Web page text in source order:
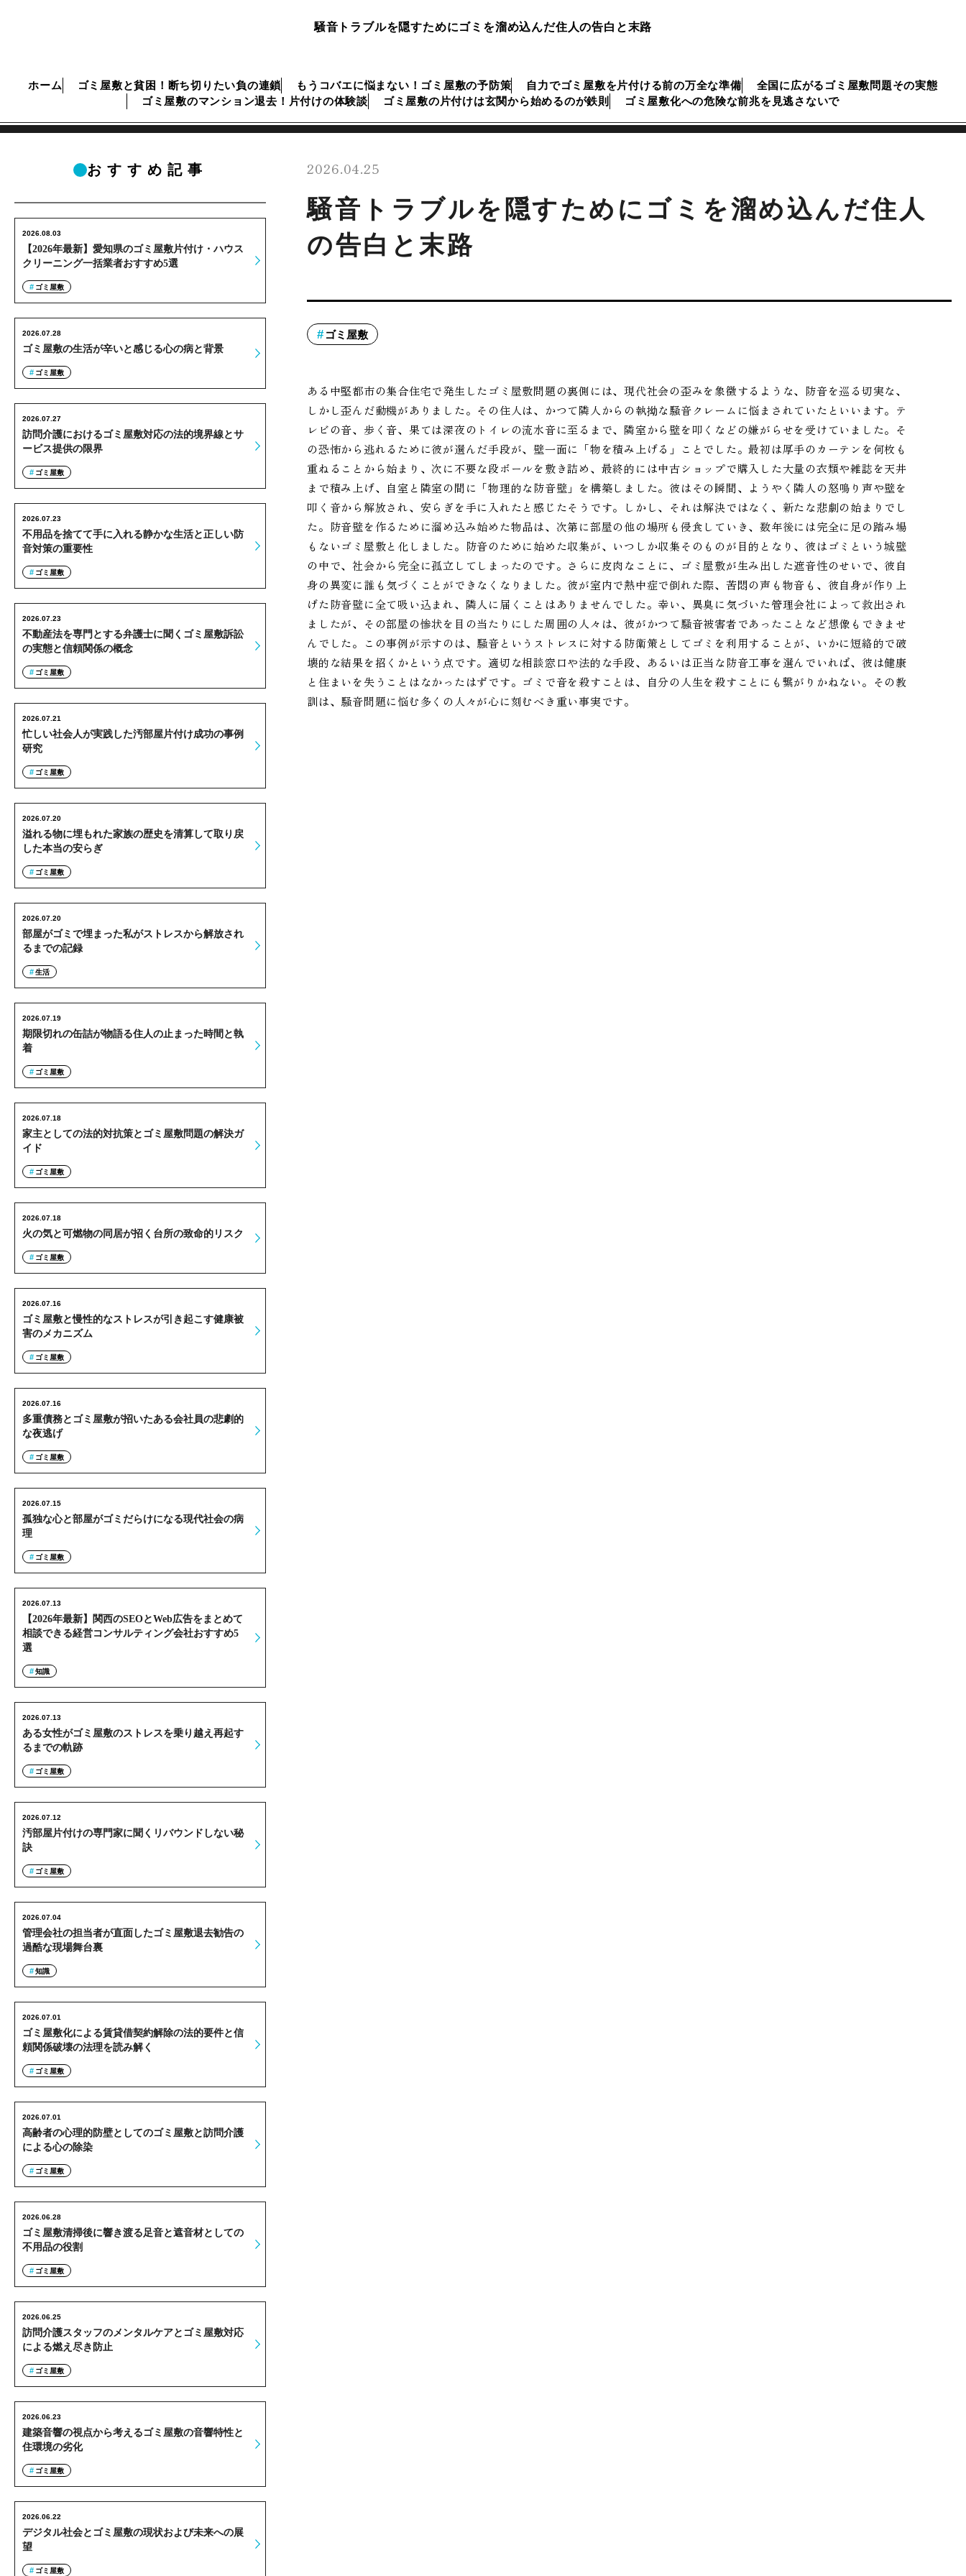
騒音トラブルを隠すためにゴミを溜め込んだ住人の告白と末路
ホーム ゴミ屋敷と貧困！断ち切りたい負の連鎖 もうコバエに悩まない！ゴミ屋敷の予防策 自力でゴミ屋敷を片付ける前の万全な準備
全国に広がるゴミ屋敷問題その実態
ゴミ屋敷のマンション退去！片付けの体験談
ゴミ屋敷の片付けは玄関から始めるのが鉄則 ゴミ屋敷化への危険な前兆を見逃さないで
2026.04.25
騒音トラブルを隠すためにゴミを溜め込んだ住人
の告白と末路
ゴミ屋敷
ある中堅都市の集合住宅で発生したゴミ屋敷問題の裏側には、現代社会の歪みを象徴するような、防音を巡る切実な、
しかし歪んだ動機がありました。その住人は、かつて隣人からの執拗な騒音クレームに悩まされていたといいます。テ
レビの音、歩く音、果ては深夜のトイレの流水音に至るまで、隣室から壁を叩くなどの嫌がらせを受けていました。そ
の恐怖から逃れるために彼が選んだ手段が、壁一面に「物を積み上げる」ことでした。最初は厚手のカーテンを何枚も
重ねることから始まり、次に不要な段ボールを敷き詰め、最終的には中古ショップで購入した大量の衣類や雑誌を天井
まで積み上げ、自室と隣室の間に「物理的な防音壁」を構築しました。彼はその瞬間、ようやく隣人の怒鳴り声や壁を
叩く音から解放され、安らぎを手に入れたと感じたそうです。しかし、それは解決ではなく、新たな悲劇の始まりでし
た。防音壁を作るために溜め込み始めた物品は、次第に部屋の他の場所も侵食していき、数年後には完全に足の踏み場
もないゴミ屋敷と化しました。防音のために始めた収集が、いつしか収集そのものが目的となり、彼はゴミという城壁
の中で、社会から完全に孤立してしまったのです。さらに皮肉なことに、ゴミ屋敷が生み出した遮音性のせいで、彼自
身の異変に誰も気づくことができなくなりました。彼が室内で熱中症で倒れた際、苦悶の声も物音も、彼自身が作り上
げた防音壁に全て吸い込まれ、隣人に届くことはありませんでした。幸い、異臭に気づいた管理会社によって救出され
ましたが、その部屋の惨状を目の当たりにした周囲の人々は、彼がかつて騒音被害者であったことなど想像もできませ
んでした。この事例が示すのは、騒音というストレスに対する防衛策としてゴミを利用することが、いかに短絡的で破
壊的な結果を招くかという点です。適切な相談窓口や法的な手段、あるいは正当な防音工事を選んでいれば、彼は健康
と住まいを失うことはなかったはずです。ゴミで音を殺すことは、自分の人生を殺すことにも繋がりかねない。その教
訓は、騒音問題に悩む多くの人々が心に刻むべき重い事実です。
おすすめ記事
【2026年最新】愛知県のゴミ屋敷片付け・ハウス
クリーニング一括業者おすすめ5選
2026.08.03
ゴミ屋敷
ゴミ屋敷の生活が辛いと感じる心の病と背景
2026.07.28
ゴミ屋敷
訪問介護におけるゴミ屋敷対応の法的境界線とサ
ービス提供の限界
2026.07.27
ゴミ屋敷
不用品を捨てて手に入れる静かな生活と正しい防
音対策の重要性
2026.07.23
ゴミ屋敷
不動産法を専門とする弁護士に聞くゴミ屋敷訴訟
の実態と信頼関係の概念
2026.07.23
ゴミ屋敷
忙しい社会人が実践した汚部屋片付け成功の事例
研究
2026.07.21
ゴミ屋敷
溢れる物に埋もれた家族の歴史を清算して取り戻
した本当の安らぎ
2026.07.20
ゴミ屋敷
部屋がゴミで埋まった私がストレスから解放され
るまでの記録
2026.07.20
生活
期限切れの缶詰が物語る住人の止まった時間と執
着
2026.07.19
ゴミ屋敷
家主としての法的対抗策とゴミ屋敷問題の解決ガ
イド
2026.07.18
ゴミ屋敷
火の気と可燃物の同居が招く台所の致命的リスク
2026.07.18
ゴミ屋敷
ゴミ屋敷と慢性的なストレスが引き起こす健康被
害のメカニズム
2026.07.16
ゴミ屋敷
多重債務とゴミ屋敷が招いたある会社員の悲劇的
な夜逃げ
2026.07.16
ゴミ屋敷
孤独な心と部屋がゴミだらけになる現代社会の病
理
2026.07.15
ゴミ屋敷
【2026年最新】関西のSEOとWeb広告をまとめて
相談できる経営コンサルティング会社おすすめ5
選
2026.07.13
知識
ある女性がゴミ屋敷のストレスを乗り越え再起す
るまでの軌跡
2026.07.13
ゴミ屋敷
汚部屋片付けの専門家に聞くリバウンドしない秘
訣
2026.07.12
ゴミ屋敷
管理会社の担当者が直面したゴミ屋敷退去勧告の
過酷な現場舞台裏
2026.07.04
知識
ゴミ屋敷化による賃貸借契約解除の法的要件と信
頼関係破壊の法理を読み解く
2026.07.01
ゴミ屋敷
高齢者の心理的防壁としてのゴミ屋敷と訪問介護
による心の除染
2026.07.01
ゴミ屋敷
ゴミ屋敷清掃後に響き渡る足音と遮音材としての
不用品の役割
2026.06.28
ゴミ屋敷
訪問介護スタッフのメンタルケアとゴミ屋敷対応
による燃え尽き防止
2026.06.25
ゴミ屋敷
建築音響の視点から考えるゴミ屋敷の音響特性と
住環境の劣化
2026.06.23
ゴミ屋敷
デジタル社会とゴミ屋敷の現状および未来への展
望
2026.06.22
ゴミ屋敷